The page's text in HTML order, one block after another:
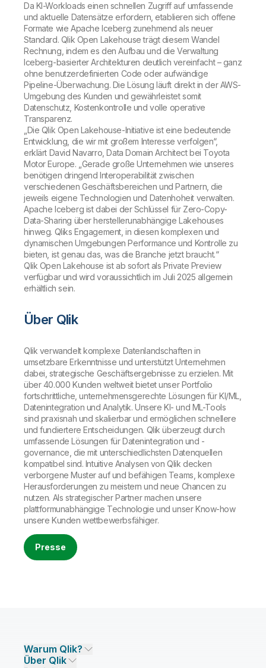
Da KI-Workloads einen schnellen Zugriff auf umfassende
und aktuelle Datensätze erfordern, etablieren sich offene
Formate wie Apache Iceberg zunehmend als neuer
Standard. Qlik Open Lakehouse trägt diesem Wandel
Rechnung, indem es den Aufbau und die Verwaltung
Iceberg-basierter Architekturen deutlich vereinfacht – ganz
ohne benutzerdefinierten Code oder aufwändige
Pipeline-Überwachung. Die Lösung läuft direkt in der AWS-
Umgebung des Kunden und gewährleistet somit
Datenschutz, Kostenkontrolle und volle operative
Transparenz.
„Die Qlik Open Lakehouse-Initiative ist eine bedeutende
Entwicklung, die wir mit großem Interesse verfolgen“,
erklärt David Navarro, Data Domain Architect bei Toyota
Motor Europe. „Gerade große Unternehmen wie unseres
benötigen dringend Interoperabilität zwischen
verschiedenen Geschäftsbereichen und Partnern, die
jeweils eigene Technologien und Datenhoheit verwalten.
Apache Iceberg ist dabei der Schlüssel für Zero-Copy-
Data-Sharing über herstellerunabhängige Lakehouses
hinweg. Qliks Engagement, in diesen komplexen und
dynamischen Umgebungen Performance und Kontrolle zu
bieten, ist genau das, was die Branche jetzt braucht.“
Qlik Open Lakehouse ist ab sofort als Private Preview
verfügbar und wird voraussichtlich im Juli 2025 allgemein
erhältlich sein.
Über Qlik
Qlik verwandelt komplexe Datenlandschaften in
umsetzbare Erkenntnisse und unterstützt Unternehmen
dabei, strategische Geschäftsergebnisse zu erzielen. Mit
über 40.000 Kunden weltweit bietet unser Portfolio
fortschrittliche, unternehmensgerechte Lösungen für KI/ML,
Datenintegration und Analytik. Unsere KI- und ML-Tools
sind praxisnah und skalierbar und ermöglichen schnellere
und fundiertere Entscheidungen. Qlik überzeugt durch
umfassende Lösungen für Datenintegration und -
governance, die mit unterschiedlichsten Datenquellen
kompatibel sind. Intuitive Analysen von Qlik decken
verborgene Muster auf und befähigen Teams, komplexe
Herausforderungen zu meistern und neue Chancen zu
nutzen. Als strategischer Partner machen unsere
plattformunabhängige Technologie und unser Know-how
unsere Kunden wettbewerbsfähiger.
Presse
Warum Qlik?
Warum Qlik
Über Qlik